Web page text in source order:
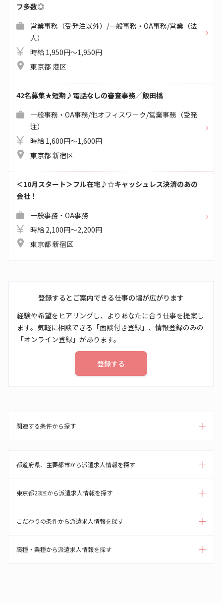
フ多数◎
営業事務（受発注以外）/一般事務・OA事務/営業（法
人）
時給 1,950円～1,950円
東京都 港区
42名募集★短期♪電話なしの審査事務／飯田橋
一般事務・OA事務/他オフィスワーク/営業事務（受発
注）
時給 1,600円～1,600円
東京都 新宿区
＜10月スタート＞フル在宅♪☆キャッシュレス決済のあの
会社！
一般事務・OA事務
時給 2,100円～2,200円
東京都 新宿区
登録するとご案内できる仕事の幅が広がります
経験や希望をヒアリングし、よりあなたに合う仕事を提案し
ます。気軽に相談できる「面談付き登録」、情報登録のみの
「オンライン登録」があります。
登録する
関連する条件から探す
都道府県、主要都市から派遣求人情報を探す
東京都23区から派遣求人情報を探す
こだわりの条件から派遣求人情報を探す
職種・業種から派遣求人情報を探す